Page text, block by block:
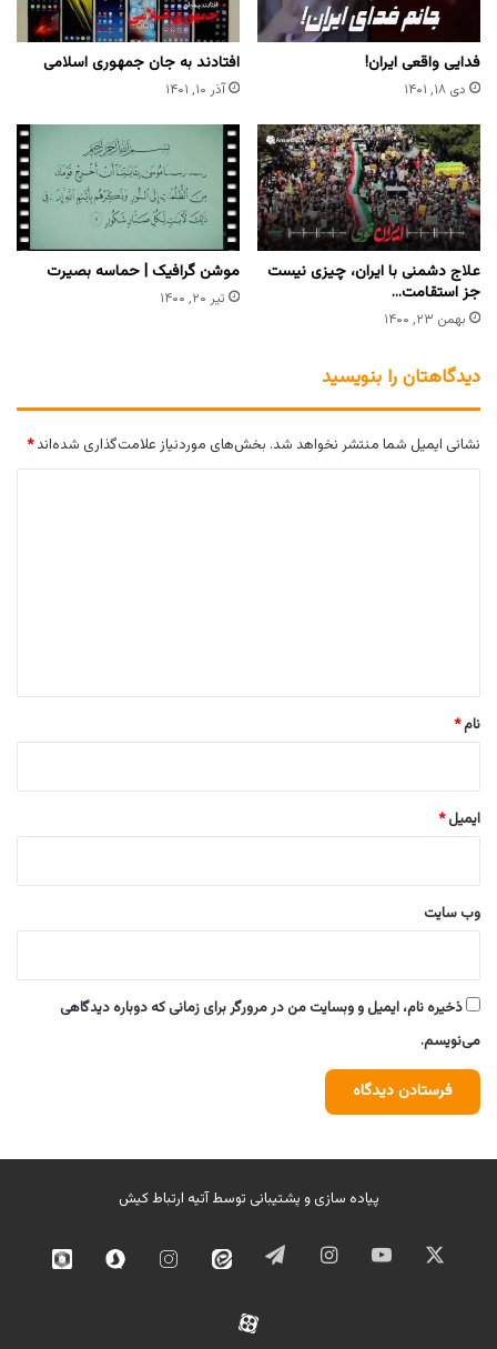
فدایی واقعی ایران!
دی ۱۸, ۱۴۰۱
افتادند به جان جمهوری اسلامی
آذر ۱۰, ۱۴۰۱
علاج دشمنی با ایران، چیزی نیست
جز استقامت…
بهمن ۲۳, ۱۴۰۰
موشن گرافیک | حماسه بصیرت
تیر ۲۰, ۱۴۰۰
دیدگاهتان را بنویسید
نشانی ایمیل شما منتشر نخواهد شد. بخش‌های موردنیاز علامت‌گذاری شده‌اند*
نام*
ایمیل*
وب‌ سایت
ذخیره نام، ایمیل و وبسایت من در مرورگر برای زمانی که دوباره دیدگاهی
می‌نویسم.
پیاده سازی و پشتیبانی توسطآتیه ارتباط کیش
ایکس یوتیوب اینستاگرامتلگرام ایتا
اینستاگرامسروش